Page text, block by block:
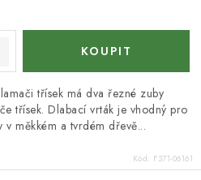
třísek má dva řezné zuby
třísek. Dlabací vrták je vhodný pro
v měkkém a tvrdém dřevě...
Kód: F371-06161